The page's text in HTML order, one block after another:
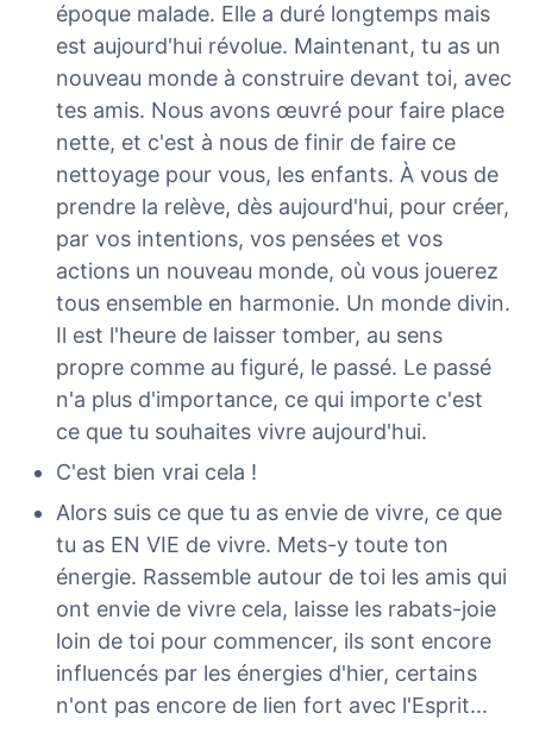
époque malade. Elle a duré longtemps mais
est aujourd'hui révolue. Maintenant, tu as un
nouveau monde à construire devant toi, avec
tes amis. Nous avons œuvré pour faire place
nette, et c'est à nous de finir de faire ce
nettoyage pour vous, les enfants. À vous de
prendre la relève, dès aujourd'hui, pour créer,
par vos intentions, vos pensées et vos
actions un nouveau monde, où vous jouerez
tous ensemble en harmonie. Un monde divin.
Il est l'heure de laisser tomber, au sens
propre comme au figuré, le passé. Le passé
n'a plus d'importance, ce qui importe c'est
ce que tu souhaites vivre aujourd'hui.
C'est bien vrai cela !
Alors suis ce que tu as envie de vivre, ce que
tu as EN VIE de vivre. Mets-y toute ton
énergie. Rassemble autour de toi les amis qui
ont envie de vivre cela, laisse les rabats-joie
loin de toi pour commencer, ils sont encore
influencés par les énergies d'hier, certains
n'ont pas encore de lien fort avec l'Esprit...